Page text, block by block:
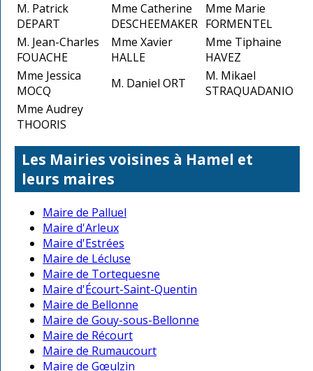
M. Patrick
DEPART
Mme Catherine
DESCHEEMAKER
Mme Marie
FORMENTEL
M. Jean-Charles
FOUACHE
Mme Xavier
HALLE
Mme Tiphaine
HAVEZ
Mme Jessica
MOCQ
M. Daniel ORT
M. Mikael
STRAQUADANIO
Mme Audrey
THOORIS
Les Mairies voisines à Hamel et
leurs maires
Maire de Palluel
Maire d'Arleux
Maire d'Estrées
Maire de Lécluse
Maire de Tortequesne
Maire d'Écourt-Saint-Quentin
Maire de Bellonne
Maire de Gouy-sous-Bellonne
Maire de Récourt
Maire de Rumaucourt
Maire de Gœulzin